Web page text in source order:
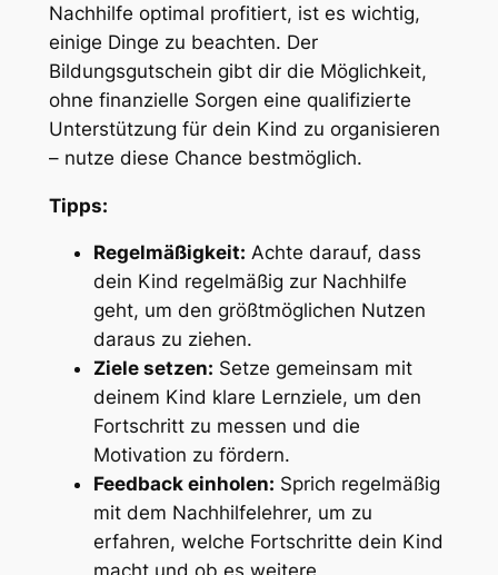
Nachhilfe optimal profitiert, ist es wichtig,
einige Dinge zu beachten. Der
Bildungsgutschein gibt dir die Möglichkeit,
ohne finanzielle Sorgen eine qualifizierte
Unterstützung für dein Kind zu organisieren
– nutze diese Chance bestmöglich.
Tipps:
Regelmäßigkeit: Achte darauf, dass
dein Kind regelmäßig zur Nachhilfe
geht, um den größtmöglichen Nutzen
daraus zu ziehen.
Ziele setzen: Setze gemeinsam mit
deinem Kind klare Lernziele, um den
Fortschritt zu messen und die
Motivation zu fördern.
Feedback einholen: Sprich regelmäßig
mit dem Nachhilfelehrer, um zu
erfahren, welche Fortschritte dein Kind